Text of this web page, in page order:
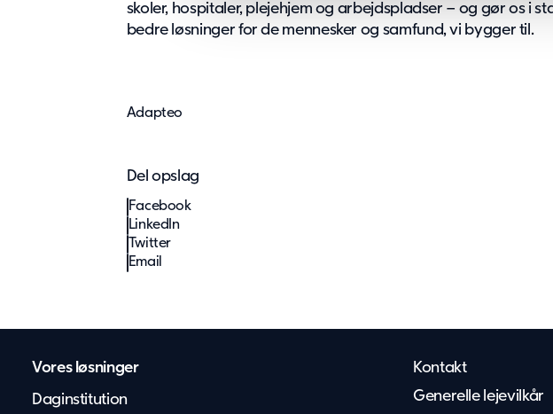
e
c
skoler, hospitaler, plejehjem og arbejdspladser – og gør os i
bedre løsninger for de mennesker og samfund, vi bygger til.
Adapteo
Del opslag
Facebook
LinkedIn
Twitter
Email
Vores løsninger
Daginstitution
Kontakt
Generelle lejevilkår